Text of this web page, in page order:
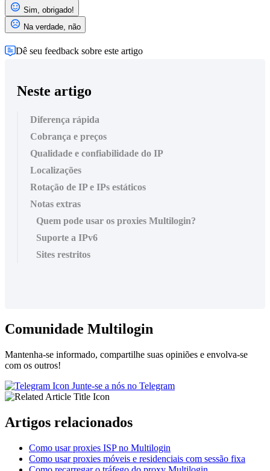
Sim, obrigado!
Na verdade, não
Dê seu feedback sobre este artigo
Neste artigo
Diferença rápida
Cobrança e preços
Qualidade e confiabilidade do IP
Localizações
Rotação de IP e IPs estáticos
Notas extras
Quem pode usar os proxies Multilogin?
Suporte a IPv6
Sites restritos
Comunidade Multilogin
Mantenha-se informado, compartilhe suas opiniões e envolva-se
com os outros!
Junte-se a nós no Telegram
Artigos relacionados
Como usar proxies ISP no Multilogin
Como usar proxies móveis e residenciais com sessão fixa